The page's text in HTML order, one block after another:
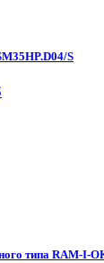
S
типа RAM-I-